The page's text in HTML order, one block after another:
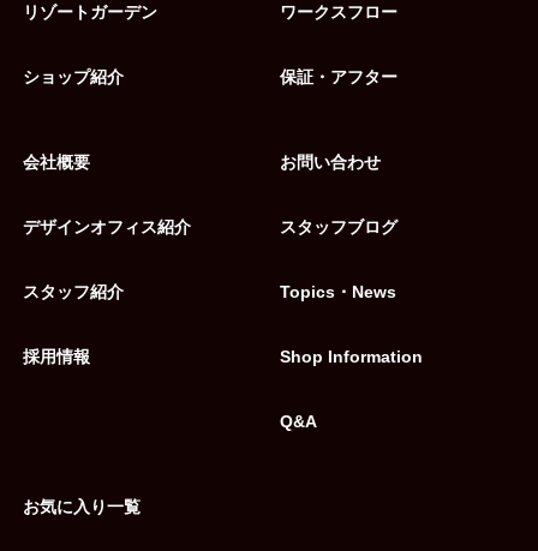
リゾートガーデン
ショップ紹介
ワークスフロー
保証・アフター
会社概要
デザインオフィス紹介
スタッフ紹介
採用情報
お問い合わせ
スタッフブログ
Topics・News
Shop Information
Q&A
お気に入り一覧